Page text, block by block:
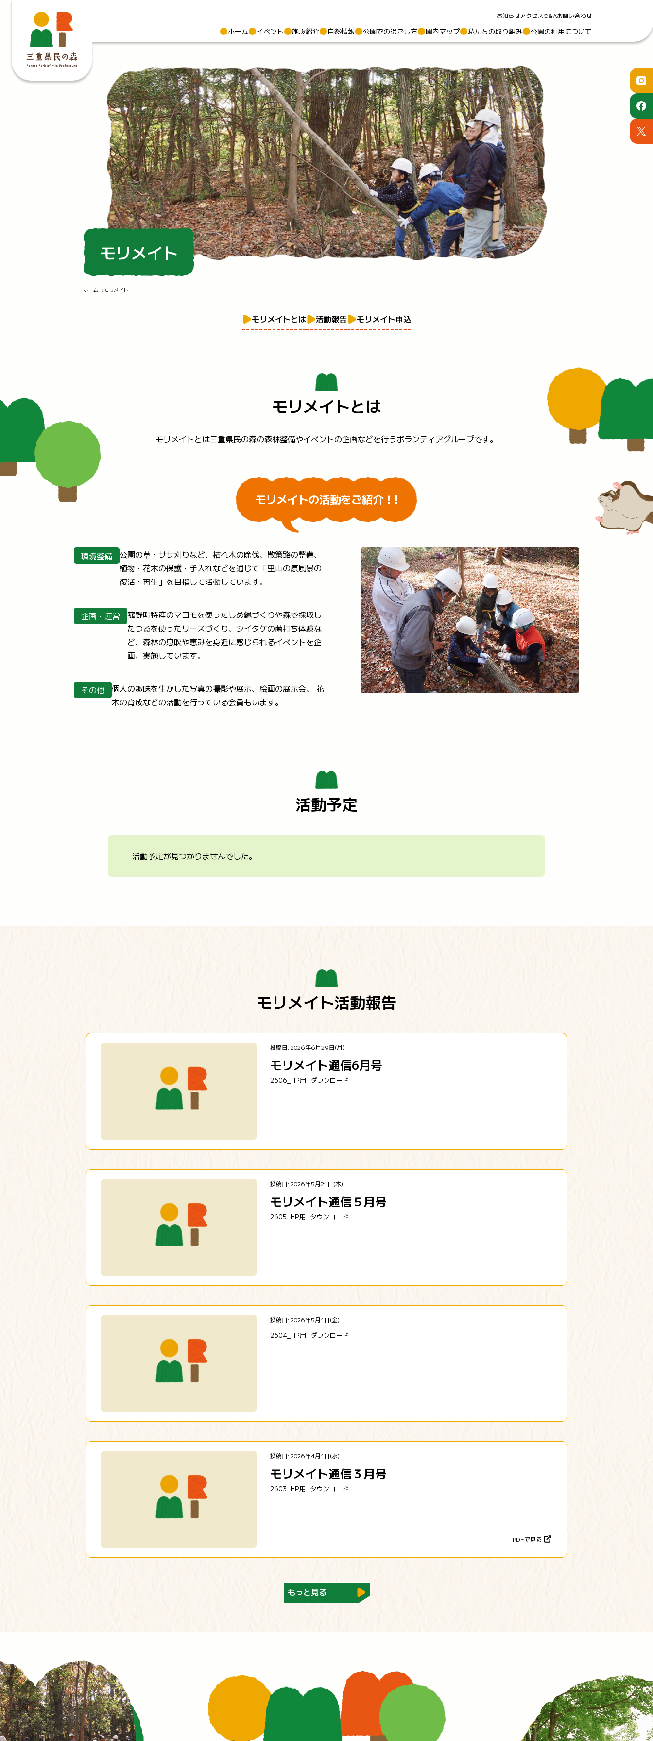
お知らせアクセスQ&Aお問い合わせ
ホーム イベント 施設紹介 自然情報 公園での過ごし方 園内マップ 私たちの取り組み 公園の利用について
モリメイト
ホーム モリメイト
モリメイトとは 活動報告 モリメイト申込
モリメイトとは
モリメイトとは三重県民の森の森林整備やイベントの企画などを行うボランティアグループです。
モリメイトの活動をご紹介！!
環境整備
公園の草・ササ刈りなど、枯れ木の除伐、散策路の整備、
植物・花木の保護・手入れなどを通じて「里山の原風景の
復活・再生」を目指して活動しています。
企画・運営
菰野町特産のマコモを使ったしめ縄づくりや森で採取し
たつるを使ったリースづくり、シイタケの菌打ち体験な
ど、森林の息吹や恵みを身近に感じられるイベントを企
画、実施しています。
その他
個人の趣味を生かした写真の撮影や展示、絵画の展示会、 花
木の育成などの活動を行っている会員もいます。
活動予定
活動予定が見つかりませんでした。
モリメイト活動報告
投稿日: 2026年6月29日(月)
モリメイト通信6月号
2606_HP用 ダウンロード
投稿日: 2026年5月21日(木)
モリメイト通信５月号
2605_HP用 ダウンロード
投稿日: 2026年5月1日(金)
2604_HP用 ダウンロード
投稿日: 2026年4月1日(水)
モリメイト通信３月号
2603_HP用 ダウンロード
PDFで見る
もっと見る